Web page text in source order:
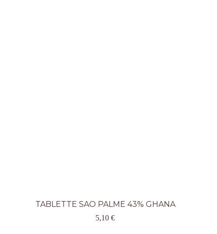
TABLETTE SAO PALME 43% GHANA
5,10€